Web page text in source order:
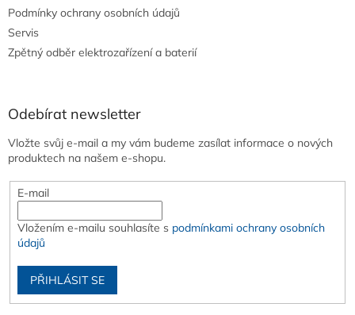
Podmínky ochrany osobních údajů
Servis
Zpětný odběr elektrozařízení a baterií
Odebírat newsletter
Vložte svůj e-mail a my vám budeme zasílat informace o nových
produktech na našem e-shopu.
E-mail
Vložením e-mailu souhlasíte s podmínkami ochrany osobních
údajů
PŘIHLÁSIT SE